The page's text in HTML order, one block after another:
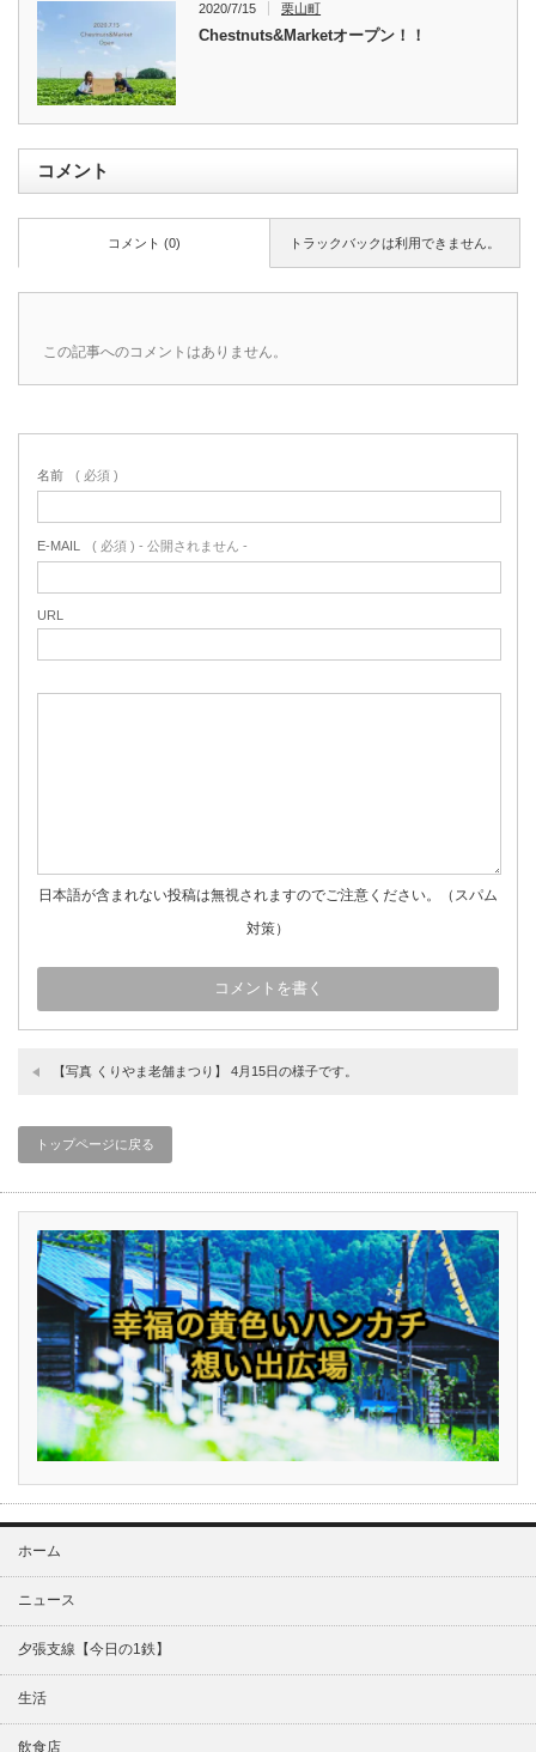
2020/7/15 栗山町
Chestnuts&Marketオープン！！
コメント
トラックバックは利用できません。
コメント (0)
この記事へのコメントはありません。
名前 ( 必須 )
E-MAIL ( 必須 ) - 公開されません -
URL
日本語が含まれない投稿は無視されますのでご注意ください。（スパム
対策）
【写真 くりやま老舗まつり】 4月15日の様子です。
トップページに戻る
ホーム
ニュース
夕張支線【今日の1鉄】
生活
飲食店